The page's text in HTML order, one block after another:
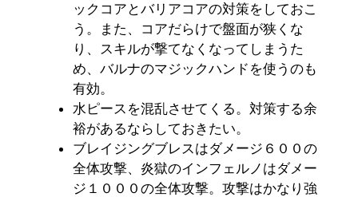
ックコアとバリアコアの対策をしておこ
う。また、コアだらけで盤面が狭くな
り、スキルが撃てなくなってしまうた
め、バルナのマジックハンドを使うのも
有効。
水ピースを混乱させてくる。対策する余
裕があるならしておきたい。
ブレイジングブレスはダメージ６００の
全体攻撃、炎獄のインフェルノはダメー
ジ１０００の全体攻撃。攻撃はかなり強